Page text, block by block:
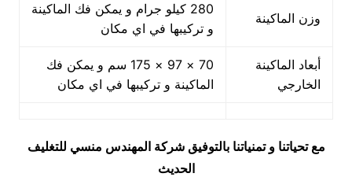
وزن الماكينة
280 كيلو جرام و يمكن فك الماكينة
و تركيبها في اي مكان
أبعاد الماكينة
الخارجي
70 × 97 × 175 سم و يمكن فك
الماكينة و تركيبها في اي مكان
مع تحياتنا و تمنياتنا بالتوفيق شركة المهندس منسي للتغليف
الحديث